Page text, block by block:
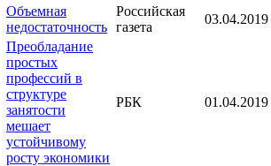
Объемная
недостаточность
Российская
газета
03.04.2019
Преобладание
простых
профессий в
структуре
занятости
мешает
устойчивому
росту экономики
РБК 01.04.2019